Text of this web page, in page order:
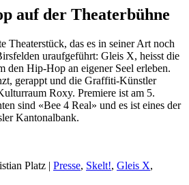
auf der Theaterbühne
Theaterstück, das es in seiner Art noch
uraufgeführt: Gleis X, heisst die
den Hip-Hop an eigener Seel erleben.
gerappt und die Graffiti-Künstler
Roxy. Premiere ist am 5.
sind «Bee 4 Real» und es ist eines der
Kantonalbank.
Platz | Presse, Skelt!, Gleis X,